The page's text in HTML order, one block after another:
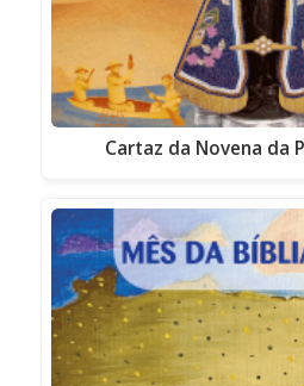
Cartaz da Novena da